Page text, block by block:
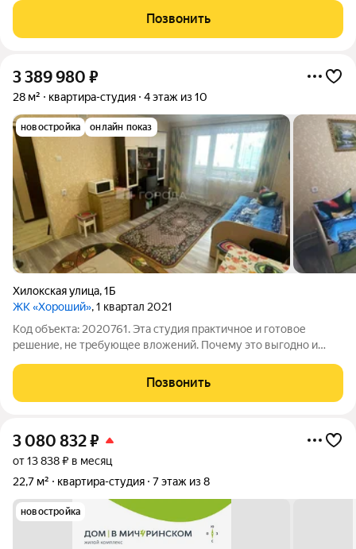
Уютный посёлок Элитный. Зелёная, тихая и перспективная
локация с хорошей транспортной
Позвонить
3 389 980 ₽
28 м² квартира-студия 4 этаж из 10
новостройка онлайн показ
Хилокская улица,1Б
ЖК «Хороший», 1 квартал 2021
Код объекта: 2020761. Эта студия практичное и готовое
решение, не требующее вложений. Почему это выгодно и
сделан косметический ремонт и есть вся необходимая мебель.
Вы можете заселиться в
Позвонить
3 080 832₽
от 13 838 ₽ в месяц
22,7 м²
квартира-студия 7 этаж из 8
новостройка